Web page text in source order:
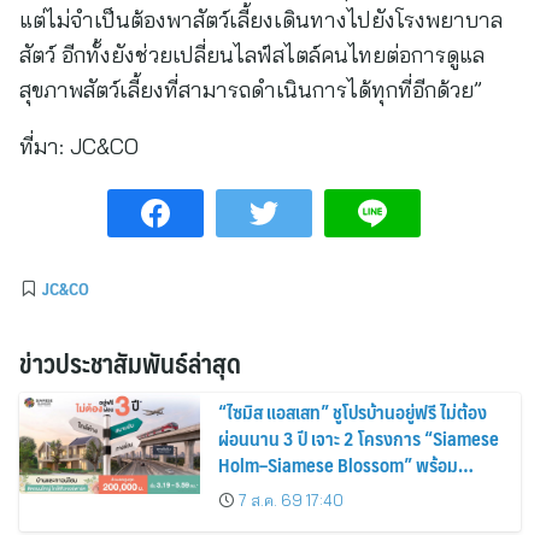
แต่ไม่จำเป็นต้องพาสัตว์เลี้ยงเดินทางไปยังโรงพยาบาล
สัตว์ อีกทั้งยังช่วยเปลี่ยนไลฟ์สไตล์คนไทยต่อการดูแล
สุขภาพสัตว์เลี้ยงที่สามารถดำเนินการได้ทุกที่อีกด้วย”
ที่มา: JC&CO
JC&CO
ข่าวประชาสัมพันธ์ล่าสุด
“ไซมิส แอสเสท” ชูโปรบ้านอยู่ฟรี ไม่ต้อง
ผ่อนนาน 3 ปี เจาะ 2 โครงการ “Siamese
Holm–Siamese Blossom” พร้อม
ส่วนลดและสิทธิพิเศษถึง 31 สิงหาคม
2569
7 ส.ค. 69 17:40